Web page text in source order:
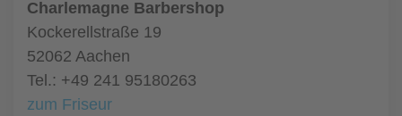
Charlemagne Barbershop
Kockerellstraße 19
52062 Aachen
Tel.: +49 241 95180263
zum Friseur